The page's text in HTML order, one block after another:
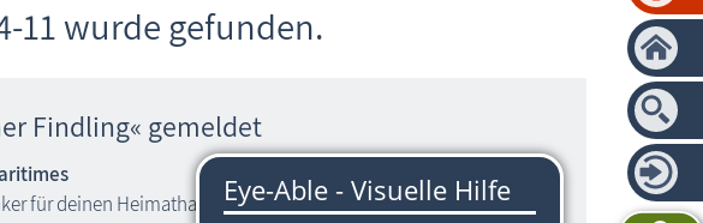
11 wurde gefunden.
Findling« gemeldet
für deinen Heimathafen.